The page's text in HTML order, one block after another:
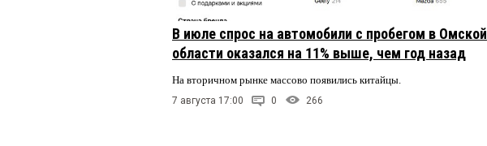
В июле спрос на автомобили с пробегом в Омской
области оказался на 11% выше, чем год назад
На вторичном рынке массово появились китайцы.
7 августа 17:00 0 266